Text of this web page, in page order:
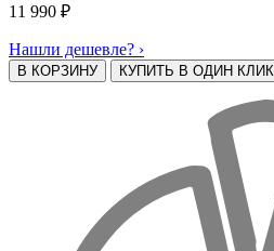
11 990 ₽
Нашли дешевле? ›
В КОРЗИНУ КУПИТЬ В ОДИН КЛИК